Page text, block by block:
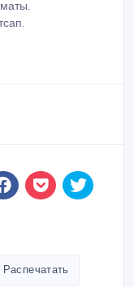
Распечатать